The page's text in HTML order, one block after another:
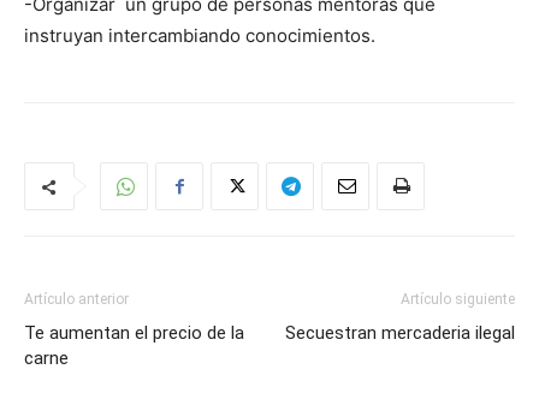
instruyan intercambiando conocimientos.
Artículo anterior
Te aumentan el precio de la
carne
Artículo siguiente
Secuestran mercaderia ilegal